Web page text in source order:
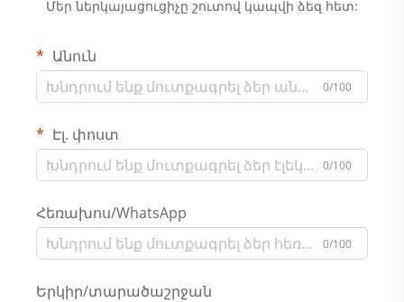
Մեր ներկայացուցիչը շուտով կապվի ձեզ հետ:
Անուն
0/100
Էլ. փոստ
0/100
Հեռախոս/WhatsApp
0/100
Երկիր/տարածաշրջան